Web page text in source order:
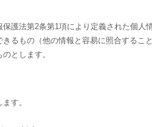
護法第2条第1項により定義された個
るもの（他の情報と容易に照合する
とします。
す。